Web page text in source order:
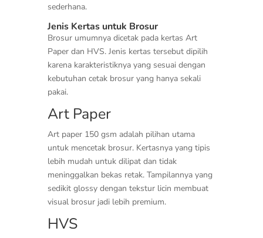
sederhana.
Jenis Kertas untuk Brosur
Brosur umumnya dicetak pada kertas Art
Paper dan HVS. Jenis kertas tersebut dipilih
karena karakteristiknya yang sesuai dengan
kebutuhan cetak brosur yang hanya sekali
pakai.
Art Paper
Art paper 150 gsm adalah pilihan utama
untuk mencetak brosur. Kertasnya yang tipis
lebih mudah untuk dilipat dan tidak
meninggalkan bekas retak. Tampilannya yang
sedikit glossy dengan tekstur licin membuat
visual brosur jadi lebih premium.
HVS